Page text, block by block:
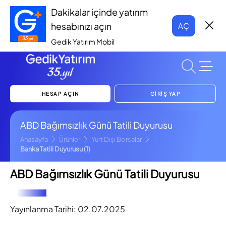
Dakikalar içinde yatırım
hesabınızı açın
Gedik Yatırım Mobil
AÇ
HESAP AÇIN GİRİŞ YAP
ABD Bağımsızlık Günü Tatili Duyurusu
Anasayfa Ürünler
Yurt Dışı Borsalar
Banka Tatili Duyurusu (1)
ABD Bağımsızlık Günü Tatili Duyurusu
Yayınlanma Tarihi: 02.07.2025